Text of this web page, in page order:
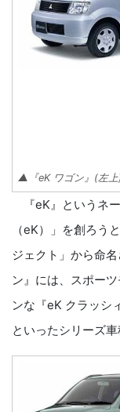
▲『eK ワゴン』(左上
『eK』というネ
（eK）」を創ろう
ジェクト」から命
ン』には、スポー
ンな『eK クラッシ
といったシリーズ車